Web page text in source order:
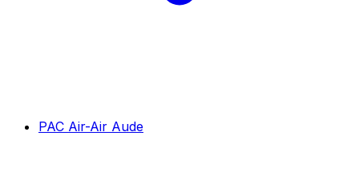
PAC Air-Air Aude